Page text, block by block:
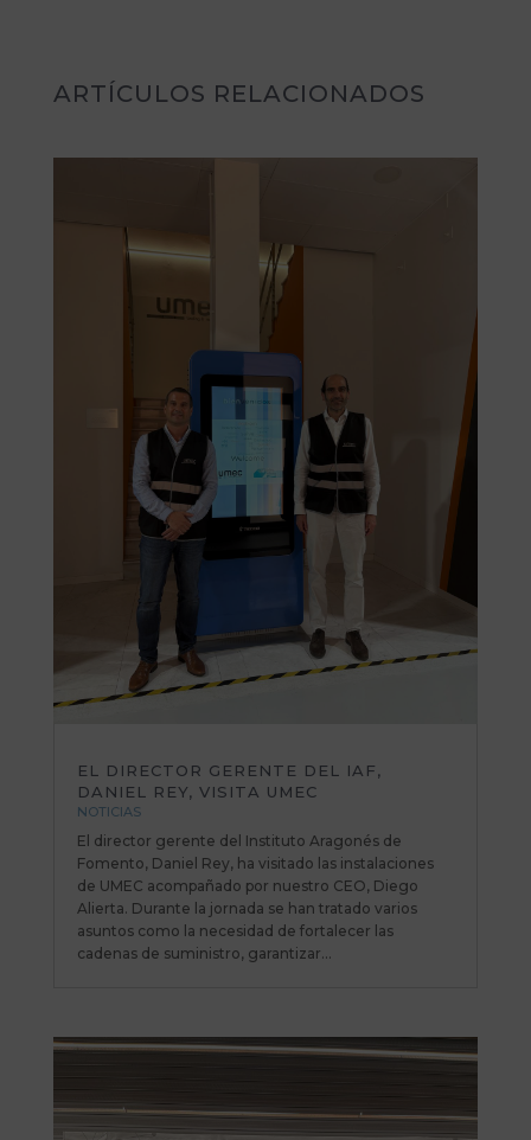
ARTÍCULOS RELACIONADOS
EL DIRECTOR GERENTE DEL IAF,
DANIEL REY, VISITA UMEC
NOTICIAS
El director gerente del Instituto Aragonés de
Fomento, Daniel Rey, ha visitado las instalaciones
de UMEC acompañado por nuestro CEO, Diego
Alierta. Durante la jornada se han tratado varios
asuntos como la necesidad de fortalecer las
cadenas de suministro, garantizar...